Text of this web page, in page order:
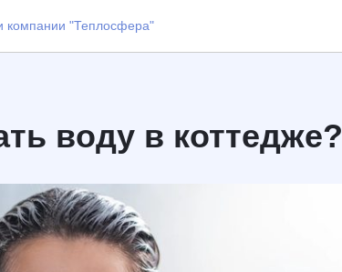
компании "Теплосфера"
воду в коттедже?